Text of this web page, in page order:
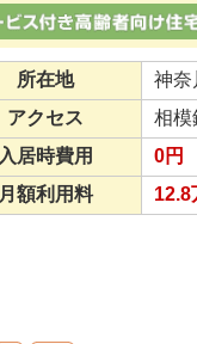
所在地
神奈
アクセス
相模
入居時費用
0円
月額利用料
12.8